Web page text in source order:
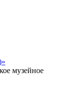
музейное